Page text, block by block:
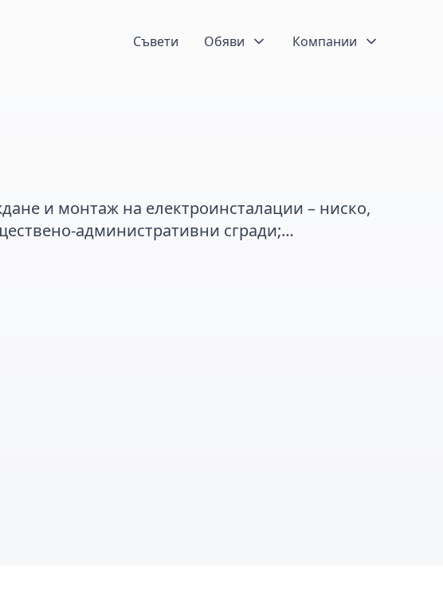
Съвети Обяви Компании
и монтаж на електроинсталации – ниско,
административни сгради;